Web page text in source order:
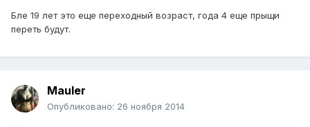
Бле 19 лет это еще переходный возраст, года 4 еще прыщи
переть будут.
Mauler
Опубликовано: 26 ноября 2014